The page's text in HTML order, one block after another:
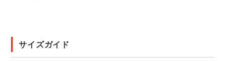
サイズガイド